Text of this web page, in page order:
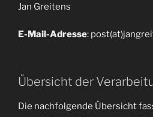
Jan Greitens
E-Mail-Adresse:
Übersicht der
Die nachfolgende Übersicht